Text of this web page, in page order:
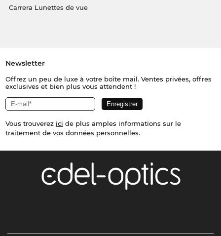
Carrera Lunettes de vue
Newsletter
Offrez un peu de luxe à votre boîte mail. Ventes privées, offres
exclusives et bien plus vous attendent !
Vous trouverez ici de plus amples informations sur le
traitement de vos données personnelles.